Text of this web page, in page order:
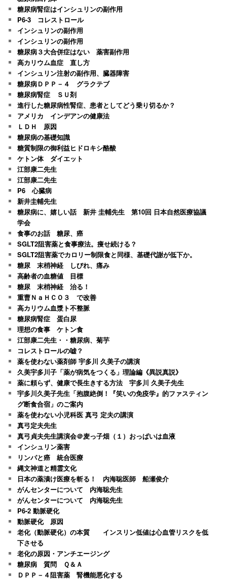
糖尿病腎症はインシュリンの副作用
P6-3 コレストロール
インシュリンの副作用
インシュリンの副作用
糖尿病３大合併症はない 薬害副作用
高カリウム血症 直し方
インシュリン注射の副作用、臓器障害
糖尿病ＤＰＰ－４ グラクテブ
糖尿病腎症 ＳＵ剤
進行した糖尿病性腎症、患者としてどう乗り切るか？
アメリカ インデアンの健康法
ＬＤＨ 原因
糖尿病の基礎知識
糖質制限の御利益ヒドロキシ酪酸
ケトン体 ダイエット
江部康二先生
江部康二先生
P6 心臓病
新井圭輔先生
糖尿病に、嬉しい話 新井 圭輔先生 第10回 日本自然医療協議
学会
食事のお話 糖尿、癌
SGLT2阻害薬と食事療法。痩せ続ける？
SGLT2阻害薬でカロリー制限食と同様、基礎代謝が低下か。
糖尿 末梢神経 しびれ、痛み
高齢者の血糖値 目標
糖尿 末梢神経 治る！
重曹ＮａＨＣＯ３ で改善
高カリウム血漿ト不整脈
糖尿病腎症 蛋白尿
理想の食事 ケトン食
江部康二先生・・糖尿病、菊芋
コレストロールの嘘？
薬を使わない薬剤師 宇多川 久美子の講演
久美宇多川子「薬が病気をつくる」理論編《異説真説》
薬に頼らず、健康で長生きする方法 宇多川 久美子先生
宇多川久美子先生「抱腹絶倒！『笑いの免疫学』的ファスティン
グ断食合宿」のご案内
薬を使わない小児科医 真弓 定夫の講演
真弓定夫先生
真弓貞夫先生講演会＠麦っ子畑（１）おっぱいは血液
インシュリン薬害
リンパと癌 統合医療
縄文神道と精霊文化
日本の薬漬け医療を斬る！ 内海聡医師 船瀬俊介
がんセンターについて 内海聡先生
がんセンターについて 内海聡先生
P6-2 動脈硬化
動脈硬化 原因
老化（動脈硬化）の本質 インスリン低値は心血管リスクを低
下させる
老化の原因・アンチエージング
糖尿病 質問 Ｑ＆Ａ
ＤＰＰ－４阻害薬 腎機能悪化する